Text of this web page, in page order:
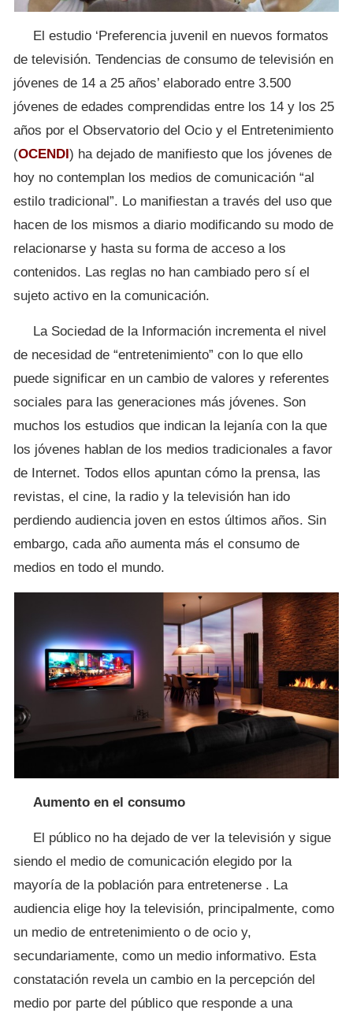
El estudio ‘Preferencia juvenil en nuevos formatos
de televisión. Tendencias de consumo de televisión en
jóvenes de 14 a 25 años’ elaborado entre 3.500
jóvenes de edades comprendidas entre los 14 y los 25
años por el Observatorio del Ocio y el Entretenimiento
(OCENDI) ha dejado de manifiesto que los jóvenes de
hoy no contemplan los medios de comunicación “al
estilo tradicional”. Lo manifiestan a través del uso que
hacen de los mismos a diario modificando su modo de
relacionarse y hasta su forma de acceso a los
contenidos. Las reglas no han cambiado pero sí el
sujeto activo en la comunicación.
La Sociedad de la Información incrementa el nivel
de necesidad de “entretenimiento” con lo que ello
puede significar en un cambio de valores y referentes
sociales para las generaciones más jóvenes. Son
muchos los estudios que indican la lejanía con la que
los jóvenes hablan de los medios tradicionales a favor
de Internet. Todos ellos apuntan cómo la prensa, las
revistas, el cine, la radio y la televisión han ido
perdiendo audiencia joven en estos últimos años. Sin
embargo, cada año aumenta más el consumo de
medios en todo el mundo.
Aumento en el consumo
El público no ha dejado de ver la televisión y sigue
siendo el medio de comunicación elegido por la
mayoría de la población para entretenerse . La
audiencia elige hoy la televisión, principalmente, como
un medio de entretenimiento o de ocio y,
secundariamente, como un medio informativo. Esta
constatación revela un cambio en la percepción del
medio por parte del público que responde a una